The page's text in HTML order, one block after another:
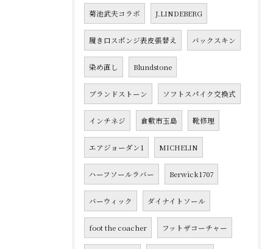
菊池武夫コラボ J.LINDEBERG
履き口スポンジ表皮張替え バックスキン
染め直し Blundstone
ブランドストーン ソフトスパイク交換式
インチネジ 倉敷市玉島 靴修理
エアジョーダン1 MICHELIN
ハーフソールラバー Berwick1707
バーウィック ダイナイトソール
foot the coacher フットザコーチャー